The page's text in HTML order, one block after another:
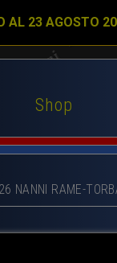
AL 23 AGOSTO
Shop
NANNI RAME-